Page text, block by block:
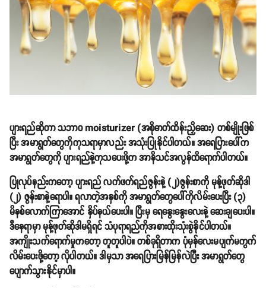
ပျားရည်ဆိုတာ သဘာဝ moisturizer (အစိုဓာတ်ထိန်းညှိဆေး) တစ်မျိုးဖြစ်
ပြီး အမာရွတ်တွေကိုကုသရာမှာလည်း အသုံးပြုနိုင်ပါတယ်။ အရေပြားပေါ်က
အမာရွတ်တွေကို ပျားရည်နဲ့ကုသပေးဖို့က အာနိသင်အလွန်ထိရောက်ပါတယ်။
ပြုလုပ်နည်းကတော့ ပျားရည် လက်ဖက်ရည်ဇွန်းနဲ့ (၂)ဇွန်းစာကို မုန့်ဖုတ်ဆိုဒါ
(၂) ဇွန်းစာနဲ့ရောပါ။ ရလာတဲ့အနှစ်ကို အမာရွတ်တွေပေါ်ကိုလိမ်းပေးပြီး (၃)
မိနစ်လောက်ကြာအောင် နှိပ်နယ်ပေးပါ။ ပြီးမှ ရေနွေးနွေးလေးနဲ့ ဆေးချပေးပါ။
ဒီနေရာမှာ မုန့်ဖုတ်ဆိုဒါမရှိရင် သံပုရာရည်ကိုအစားထိုးသုံးစွဲနိုင်ပါတယ်။
အကျိုးသက်ရောက်မှုကတော့ တူတူပါပဲ။ တစ်ခုရှိတာက ပုံမှန်လေးမပျက်မကွက်
လိမ်းပေးဖို့တော့ လိုပါတယ်။ ဒါမှသာ အရေပြားမြန်မြန်လဲပြီး အမာရွတ်တွေ
ပျောက်သွားနိုင်မှာပါ။